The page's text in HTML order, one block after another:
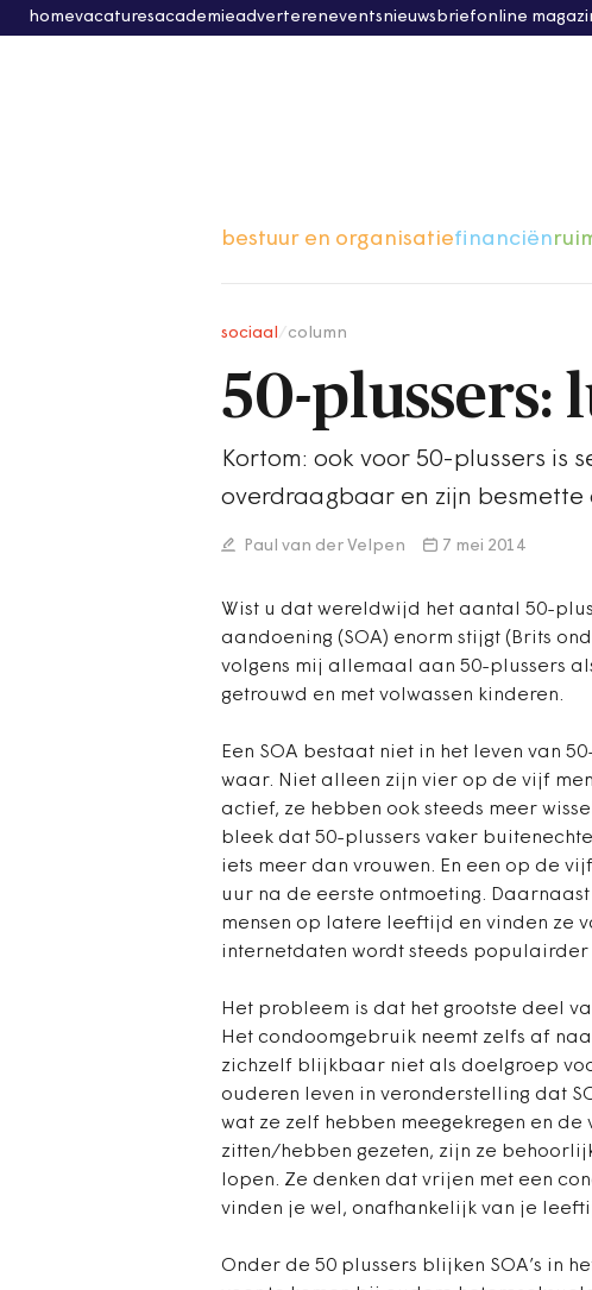
homevacaturesacademieadvertereneventsnieuwsbriefonline
bestuur en organisatiefinanciën
sociaal column
50-plussers:
Kortom: ook voor 50-plussers is
overdraagbaar en zijn
Paul van der Velpen 7 mei 2014
Wist u dat wereldwijd het aantal 50-
aandoening (SOA) enorm stijgt (Brits
volgens mij allemaal aan 50-plussers
getrouwd en met volwassen kinderen.
Een SOA bestaat niet in het leven van
waar. Niet alleen zijn vier op de vijf
actief, ze hebben ook steeds meer
bleek dat 50-plussers vaker
iets meer dan vrouwen. En een op de
uur na de eerste ontmoeting.
mensen op latere leeftijd en vinden ze
internetdaten wordt steeds populairder
Het probleem is dat het grootste deel
Het condoomgebruik neemt zelfs af
zichzelf blijkbaar niet als doelgroep
ouderen leven in veronderstelling dat
wat ze zelf hebben meegekregen en
zitten/hebben gezeten, zijn ze
lopen. Ze denken dat vrijen met een
vinden je wel, onafhankelijk van je
Onder de 50 plussers blijken SOA’s in